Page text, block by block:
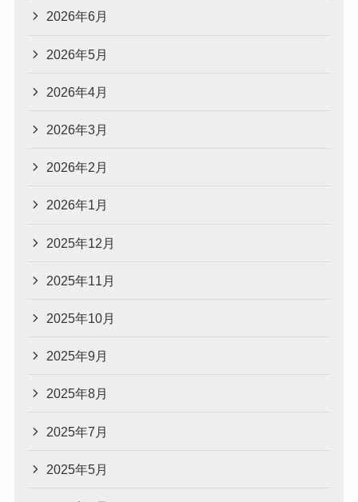
2026年6月
2026年5月
2026年4月
2026年3月
2026年2月
2026年1月
2025年12月
2025年11月
2025年10月
2025年9月
2025年8月
2025年7月
2025年5月